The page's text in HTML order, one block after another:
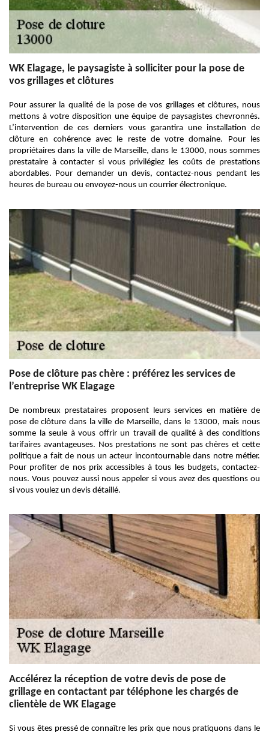
WK Elagage, le paysagiste à solliciter pour la pose de
vos grillages et clôtures
Pour assurer la qualité de la pose de vos grillages et clôtures, nous
mettons à votre disposition une équipe de paysagistes chevronnés.
L’intervention de ces derniers vous garantira une installation de
clôture en cohérence avec le reste de votre domaine. Pour les
propriétaires dans la ville de Marseille, dans le 13000, nous sommes
prestataire à contacter si vous privilégiez les coûts de prestations
abordables. Pour demander un devis, contactez-nous pendant les
heures de bureau ou envoyez-nous un courrier électronique.
Pose de clôture pas chère : préférez les services de
l’entreprise WK Elagage
De nombreux prestataires proposent leurs services en matière de
pose de clôture dans la ville de Marseille, dans le 13000, mais nous
somme la seule à vous offrir un travail de qualité à des conditions
tarifaires avantageuses. Nos prestations ne sont pas chères et cette
politique a fait de nous un acteur incontournable dans notre métier.
Pour profiter de nos prix accessibles à tous les budgets, contactez-
nous. Vous pouvez aussi nous appeler si vous avez des questions ou
si vous voulez un devis détaillé.
Accélérez la réception de votre devis de pose de
grillage en contactant par téléphone les chargés de
clientèle de WK Elagage
Si vous êtes pressé de connaître les prix que nous pratiquons dans le